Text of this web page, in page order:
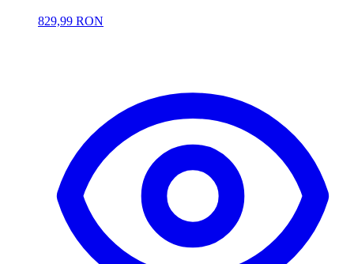
829,99 RON